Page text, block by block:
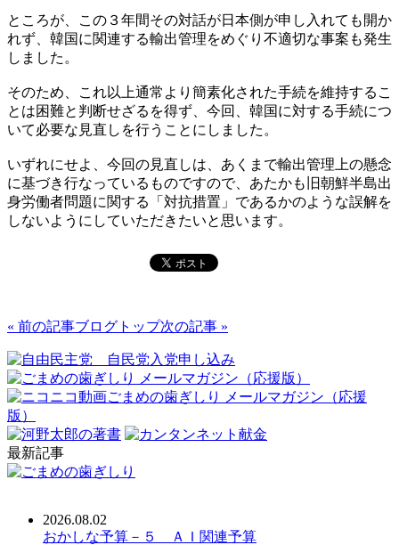
ところが、この３年間その対話が日本側が申し入れても開か
れず、韓国に関連する輸出管理をめぐり不適切な事案も発生
しました。
そのため、これ以上通常より簡素化された手続を維持するこ
とは困難と判断せざるを得ず、今回、韓国に対する手続につ
いて必要な見直しを行うことにしました。
いずれにせよ、今回の見直しは、あくまで輸出管理上の懸念
に基づき行なっているものですので、あたかも旧朝鮮半島出
身労働者問題に関する「対抗措置」であるかのような誤解を
しないようにしていただきたいと思います。
« 前の記事ブログトップ次の記事 »
最新記事
2026.08.02
おかしな予算－５ ＡＩ関連予算